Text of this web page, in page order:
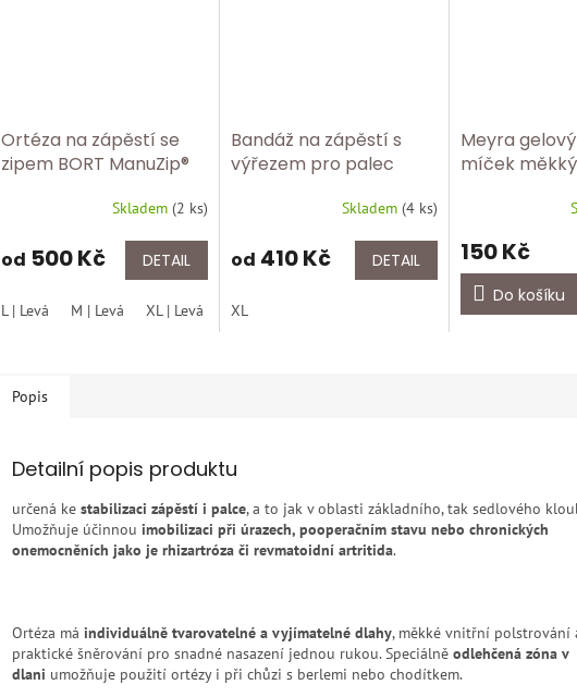
Ortéza na zápěstí se
zipem BORT ManuZip®
silikonovou pelotou 112
Skladem (2 ks)
od 500 Kč DETAIL
L | Levá M | Levá XL | Levá S | Pravá
Bandáž na zápěstí s
výřezem pro palec
Skladem (4 ks)
od 410 Kč DETAIL
XL
Meyra
míček měkký
150 Kč
Do košíku
Popis
Detailní popis produktu
určená ke stabilizaci zápěstí i palce, a to jak v oblasti základního, tak sedlového
Umožňuje účinnou imobilizaci při úrazech, pooperačním stavu nebo chronických
onemocněních jako je rhizartróza či revmatoidní artritida.
Ortéza má individuálně tvarovatelné a vyjímatelné dlahy, měkké vnitřní polstrování
praktické šněrování pro snadné nasazení jednou rukou. Speciálně odlehčená zóna v
dlani umožňuje použití ortézy i při chůzi s berlemi nebo chodítkem.